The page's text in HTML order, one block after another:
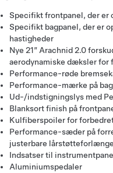
Specifikt frontpanel, der er
Specifikt bagpanel, der er
hastigheder
Nye 21” Arachnid 2.0
aerodynamiske dæksler
Performance-røde
Performance-mærke på
Ud-/indstigningslys med
Blanksort finish på
Kulfiberspoiler for
Performance-sæder på
justerbare
Indsatser til
Aluminiumspedaler